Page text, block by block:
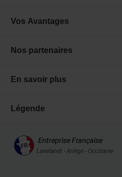
Vos Avantages
Nos partenaires
En savoir plus
Légende